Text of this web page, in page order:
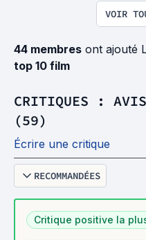
VOIR
44 membres ont ajouté
top 10 film
CRITIQUES :
(59)
Écrire une critique
RECOMMANDÉES
Critique positive la